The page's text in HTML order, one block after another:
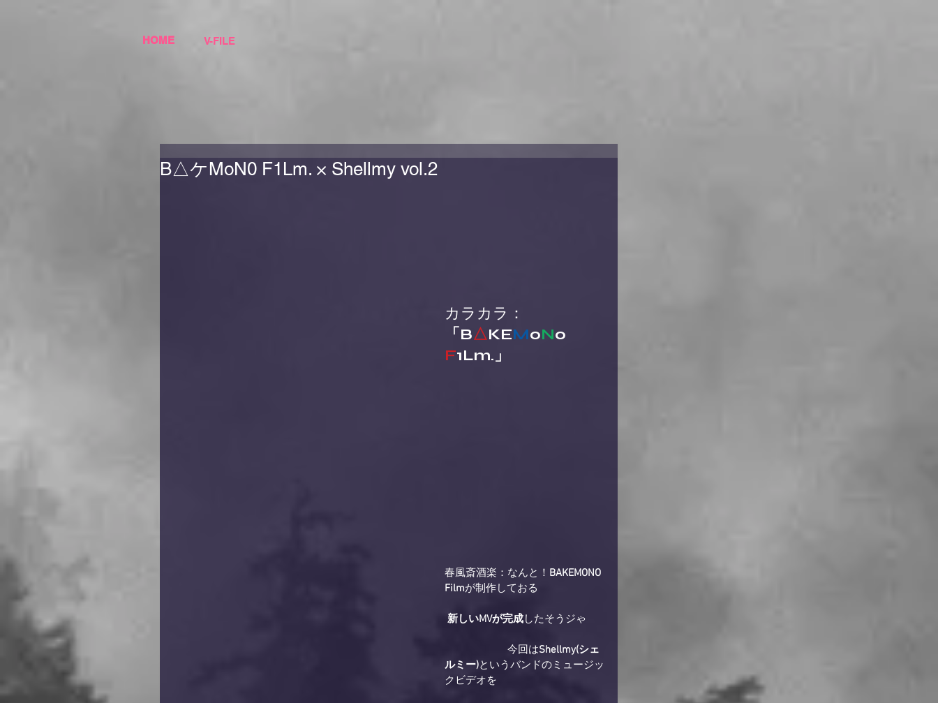
HOME V-FILE
B△ケMoN0 F1Lm. × Shellmy vol.2
カラカラ：
「B△KEMoN0
F1Lm.」
春風斎酒楽：なんと！ BAKEMONO
Filmが制作しておる
新しいMVが完成したそうジゃ
今回はShellmy(シェ
ルミー)というバンドのミュージッ
クビデオを